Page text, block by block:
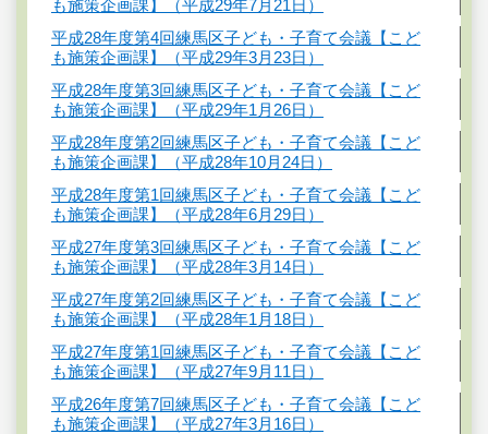
も施策企画課】（平成29年7月21日）
平成28年度第4回練馬区子ども・子育て会議【こど
も施策企画課】（平成29年3月23日）
平成28年度第3回練馬区子ども・子育て会議【こど
も施策企画課】（平成29年1月26日）
平成28年度第2回練馬区子ども・子育て会議【こど
も施策企画課】（平成28年10月24日）
平成28年度第1回練馬区子ども・子育て会議【こど
も施策企画課】（平成28年6月29日）
平成27年度第3回練馬区子ども・子育て会議【こど
も施策企画課】（平成28年3月14日）
平成27年度第2回練馬区子ども・子育て会議【こど
も施策企画課】（平成28年1月18日）
平成27年度第1回練馬区子ども・子育て会議【こど
も施策企画課】（平成27年9月11日）
平成26年度第7回練馬区子ども・子育て会議【こど
も施策企画課】（平成27年3月16日）